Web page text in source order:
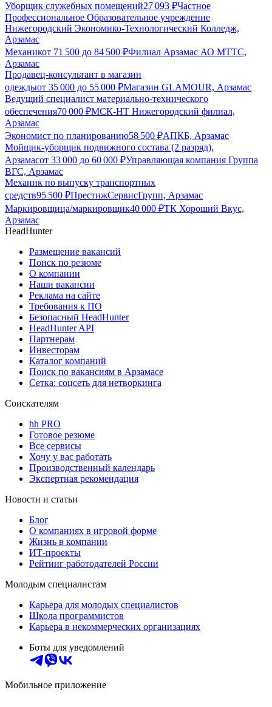
Уборщик служебных помещений27 093 ₽Частное
Профессиональное Образовательное учреждение
Нижегородский Экономико-Технологический Колледж,
Арзамас
Механикот 71 500 до 84 500 ₽Филиал Арзамас АО МТТС,
Арзамас
Продавец-консультант в магазин
одеждыот 35 000 до 55 000 ₽Магазин GLAMOUR, Арзамас
Ведущий специалист материально-технического
обеспечения70 000 ₽МСК-НТ Нижегородский филиал,
Арзамас
Экономист по планированию58 500 ₽АПКБ, Арзамас
Мойщик-уборщик подвижного состава (2 разряд),
Арзамасот 33 000 до 60 000 ₽Управляющая компания Группа
ВГС, Арзамас
Механик по выпуску транспортных
средств95 500 ₽ПрестижСервисГрупп, Арзамас
Маркировщица/маркировщик40 000 ₽ТК Хороший Вкус,
Арзамас
HeadHunter
Размещение вакансий
Поиск по резюме
О компании
Наши вакансии
Реклама на сайте
Требования к ПО
Безопасный HeadHunter
HeadHunter API
Партнерам
Инвесторам
Каталог компаний
Поиск по вакансиям в Арзамасе
Сетка: соцсеть для нетворкинга
Соискателям
hh PRO
Готовое резюме
Все сервисы
Хочу у вас работать
Производственный календарь
Экспертная рекомендация
Новости и статьи
Блог
О компаниях в игровой форме
Жизнь в компании
ИТ-проекты
Рейтинг работодателей России
Молодым специалистам
Карьера для молодых специалистов
Школа программистов
Карьера в некоммерческих организациях
Боты для уведомлений
Мобильное приложение